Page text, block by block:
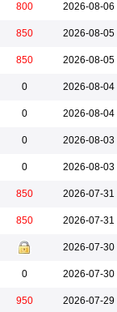
800 2026-08-06
850 2026-08-05
850 2026-08-05
0 2026-08-04
0 2026-08-04
0 2026-08-03
0 2026-08-03
850 2026-07-31
850 2026-07-31
2026-07-30
0 2026-07-30
950 2026-07-29